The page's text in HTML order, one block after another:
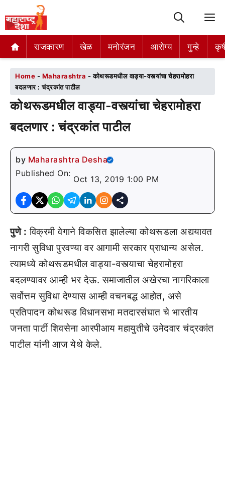
राजकारण खेळ मनोरंजन आरोग्य गुन्हे
राजकारण खेळ मनोरंजन आरोग्य गुन्हे
Home - Maharashtra -कोथरूडमधील वाड्या-वस्त्यांचा चेहरामोहरा
बदलणार : चंद्रकांत पाटील
कोथरूडमधील वाड्या-वस्त्यांचा चेहरामोहरा
बदलणार : चंद्रकांत पाटील
by Maharashtra Desha
Published On:
Oct 13, 2019 1:00 PM
पुणे : विक्रमी वेगाने विकसित झालेल्या कोथरूडला अद्ययावत
नागरी सुविधा पुरवण्या वर आगामी सरकार प्राधान्य असेल.
त्यामध्ये कोथरूडमधील वाड्या-वस्त्याचा चेहरामोहरा
बदलण्यावर आम्ही भर देऊ. समाजातील अखेरचा नागरिकाला
सर्वोत्तम सुविधा देण्यास आम्ही वचनबद्ध आहोत, असे
प्रतिपादन कोथरूड विधानसभा मतदारसंघात चे भारतीय
जनता पार्टी शिवसेना आरपीआय महायुतीचे उमेदवार चंद्रकांत
पाटील यांनी आज येथे केले.